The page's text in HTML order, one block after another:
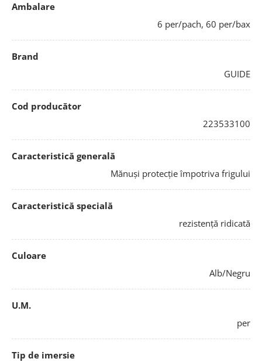
Ambalare
6 per/pach, 60 per/bax
Brand
GUIDE
Cod producător
223533100
Caracteristică generală
Mănuși protecție împotriva frigului
Caracteristică specială
rezistență ridicată
Culoare
Alb/Negru
U.M.
per
Tip de imersie